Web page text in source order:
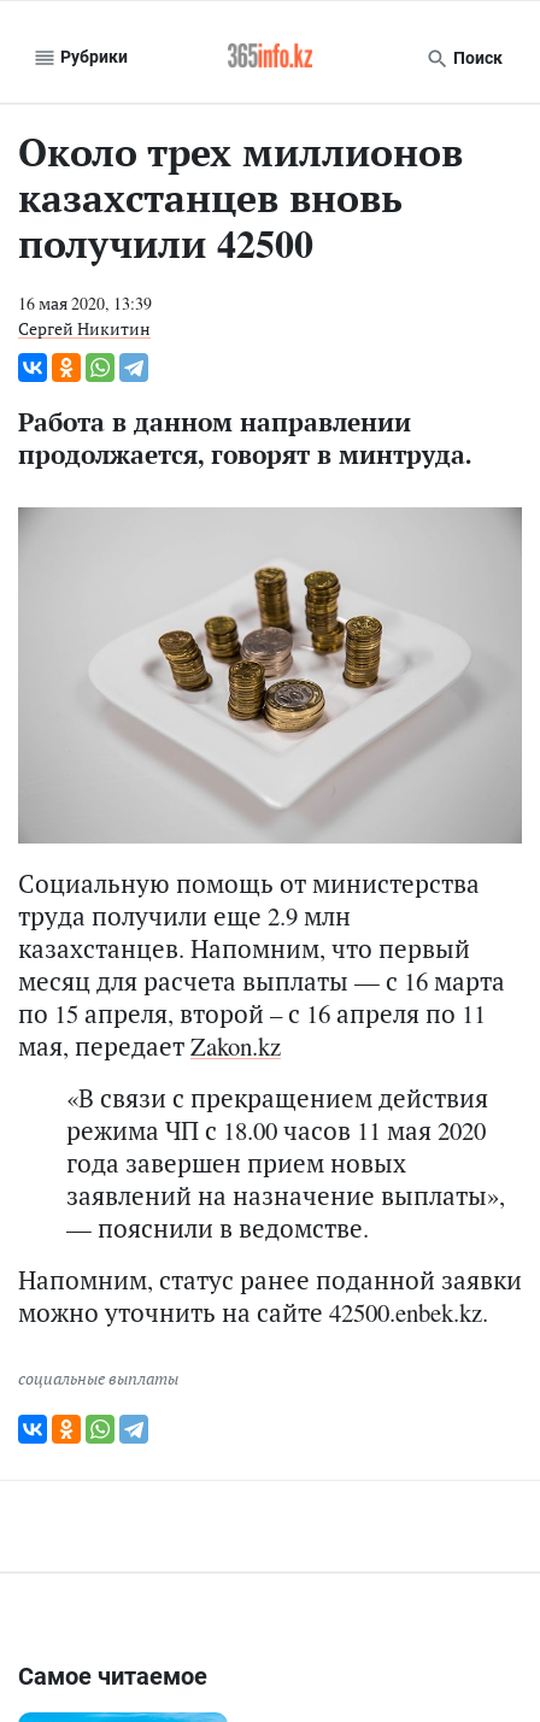
Рубрики Поиск
Около трех миллионов
казахстанцев вновь
получили 42500
16 мая 2020, 13:39
Сергей Никитин
Работа в данном направлении
продолжается, говорят в минтруда.
Социальную помощь от министерства
труда получили еще 2.9 млн
казахстанцев. Напомним, что первый
месяц для расчета выплаты — с 16 марта
по 15 апреля, второй – с 16 апреля по 11
мая, передаетZakon.kz
«В связи с прекращением действия
режима ЧП с 18.00 часов 11 мая 2020
года завершен прием новых
заявлений на назначение выплаты»,
— пояснили в ведомстве.
Напомним, статус ранее поданной заявки
можно уточнить на сайте 42500.enbek.kz.
социальные выплаты
Самое читаемое